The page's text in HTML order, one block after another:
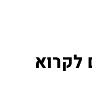
לקרוא